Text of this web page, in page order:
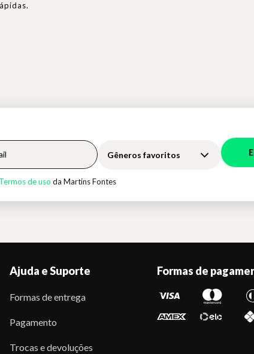
Gêneros favoritos
Termos de uso da Martins Fontes
Ajuda e Suporte
Formas de entrega
Pagamento
Trocas e devoluções
Formas de